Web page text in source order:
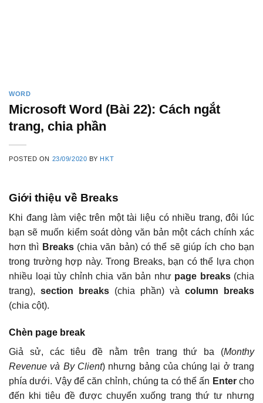
WORD
Microsoft Word (Bài 22): Cách ngắt
trang, chia phần
POSTED ON 23/09/2020 BY HKT
Giới thiệu về Breaks
Khi đang làm việc trên một tài liệu có nhiều trang, đôi lúc
bạn sẽ muốn kiểm soát dòng văn bản một cách chính xác
hơn thì Breaks(chia văn bản) có thể sẽ giúp ích cho bạn
trong trường hợp này. Trong Breaks, bạn có thể lựa chọn
nhiều loại tùy chỉnh chia văn bản như page breaks(chia
trang), section breaks (chia phần) và column breaks
(chia cột).
Chèn page break
Giả sử, các tiêu đề nằm trên trang thứ ba (Monthy
Revenue và By Client) nhưng bảng của chúng lại ở trang
phía dưới. Vậy để căn chỉnh, chúng ta có thể ấn Entercho
đến khi tiêu đề được chuyển xuống trang thứ tư nhưng